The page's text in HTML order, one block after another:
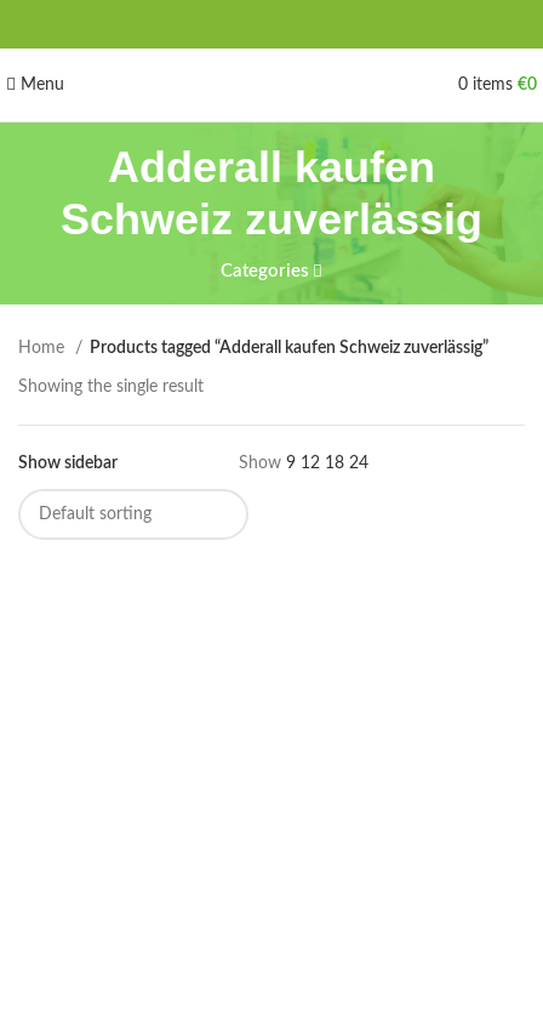
Menu 0 items €0
Adderall kaufen
Schweiz zuverlässig
Categories
Home Products tagged “Adderall kaufen Schweiz zuverlässig”
Showing the single result
Show sidebar Show 9 12 18 24